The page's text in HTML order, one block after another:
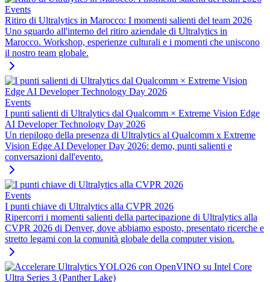
Events
Ritiro di Ultralytics in Marocco: I momenti salienti del team 2026
Uno sguardo all'interno del ritiro aziendale di Ultralytics in
Marocco. Workshop, esperienze culturali e i momenti che uniscono
il nostro team globale.
Events
I punti salienti di Ultralytics dal Qualcomm × Extreme Vision Edge
AI Developer Technology Day 2026
Un riepilogo della presenza di Ultralytics al Qualcomm x Extreme
Vision Edge AI Developer Day 2026: demo, punti salienti e
conversazioni dall'evento.
Events
I punti chiave di Ultralytics alla CVPR 2026
Ripercorri i momenti salienti della partecipazione di Ultralytics alla
CVPR 2026 di Denver, dove abbiamo esposto, presentato ricerche e
stretto legami con la comunità globale della computer vision.